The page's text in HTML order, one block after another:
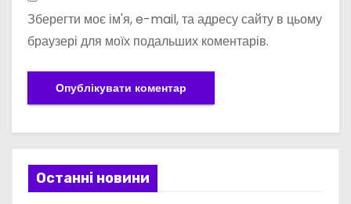
Зберегти моє ім'я, e-mail, та адресу сайту в цьому
браузері для моїх подальших коментарів.
Останні новини